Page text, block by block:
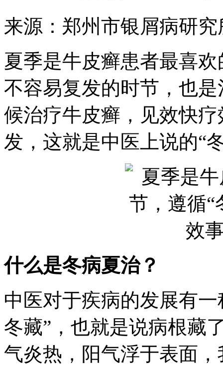
来源：郑州市银屑病研
夏季是牛皮癣患者最喜
不容易复发的时节，也
候治疗牛皮癣，见效快
发，这就是中医上说的“
什么是冬病夏治？
中医对于疾病的发展有
冬藏”，也就是说病根藏
气炎热，阳气浮于表面